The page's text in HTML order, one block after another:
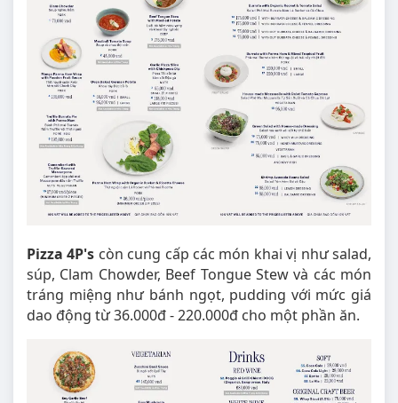
Pizza 4P's còn cung cấp các món khai vị như salad,
súp, Clam Chowder, Beef Tongue Stew và các món
tráng miệng như bánh ngọt, pudding với mức giá
dao động từ 36.000đ - 220.000đ cho một phần ăn.